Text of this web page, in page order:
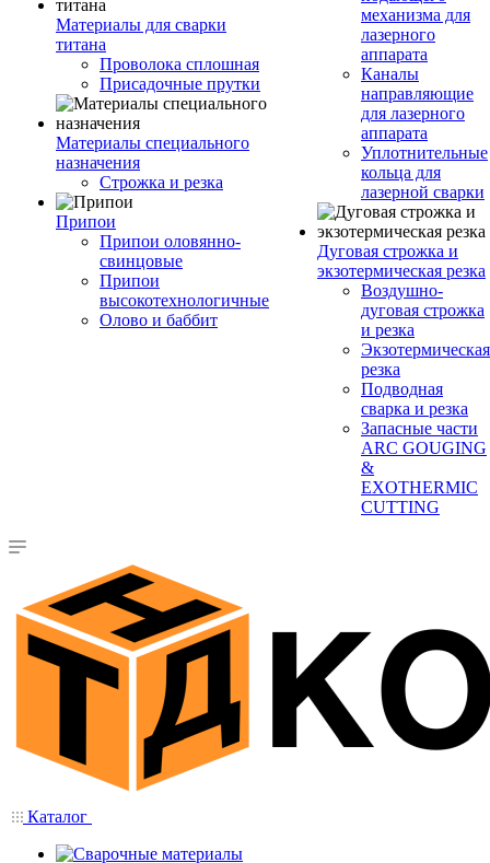
Материалы для сварки
титана
Проволока сплошная
Присадочные прутки
Материалы специального
назначения
Строжка и резка
Припои
Припои оловянно-
свинцовые
Припои
высокотехнологичные
Олово и баббит
механизма для
лазерного
аппарата
Каналы
направляющие
для лазерного
аппарата
Уплотнительные
кольца для
лазерной сварки
Дуговая строжка и
экзотермическая резка
Воздушно-
дуговая строжка
и резка
Экзотермическая
резка
Подводная
сварка и резка
Запасные части
ARC GOUGING
&
EXOTHERMIC
CUTTING
Каталог